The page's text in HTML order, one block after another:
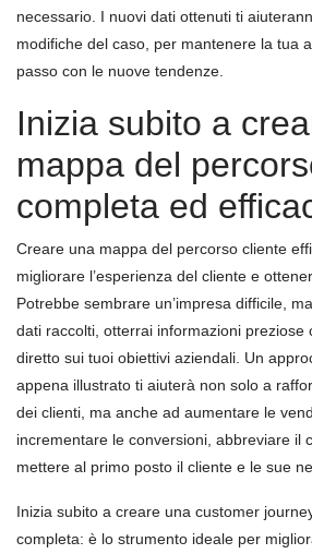
necessario. I nuovi dati ottenuti ti
modifiche del caso, per mantenere la tua
passo con le nuove tendenze.
Inizia subito a
mappa del
completa ed
Creare una mappa del percorso cliente
migliorare l’esperienza del cliente e
Potrebbe sembrare un’impresa difficile,
dati raccolti, otterrai informazioni preziose
diretto sui tuoi obiettivi aziendali. Un
appena illustrato ti aiuterà non solo a
dei clienti, ma anche ad aumentare le
incrementare le conversioni, abbreviare il
mettere al primo posto il cliente e le sue
Inizia subito a creare una customer
completa: è lo strumento ideale per